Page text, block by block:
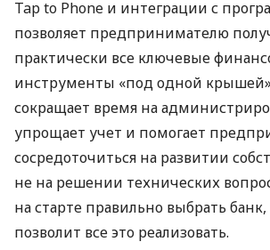
Tap to Phone и интеграции с
позволяет предпринимателю
практически все ключевые
инструменты «под одной
сокращает время на
упрощает учет и помогает
сосредоточиться на развитии
не на решении технических
на старте правильно выбрать
позволит все это реализовать.